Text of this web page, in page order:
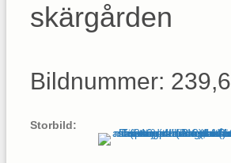
skärgården
Bildnummer: 239,6
Storbild: